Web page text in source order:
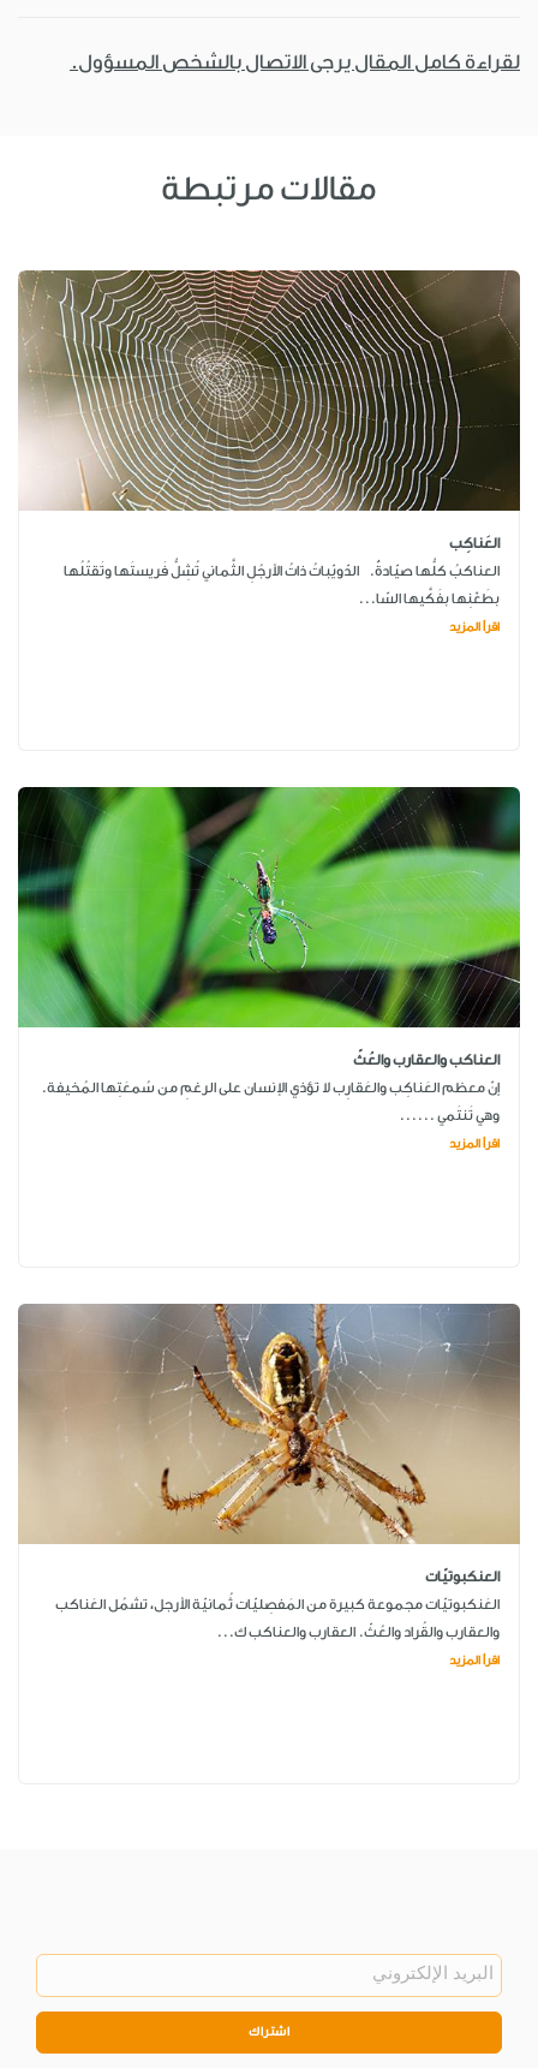
لقراءة كامل المقال يرجى الاتصال بالشخص المسؤول.
مقالات مرتبطة
العَناكِب
العناكبُ كلُّها صيّادةٌ. الدّويّباتُ ذاتُ الأرجُلِ الثَّماني تُشِلُّ فَريستَها وتَقتُلُها
بطَعْنِها بفَكَّيها السّا...
اقرأ المزيد
العناكب والعقارب والعُثّ
إنّ معظم العَناكِب والعَقارِب لا تؤذي الإنسان على الرغمِ من سُمعَتِها المُخيفة.
وهي تَنتَمي ......
اقرأ المزيد
العنكبوتيّات
العَنكبوتيّات مجموعة كبيرة من المَفصِليّات ثُمانيّة الأرجل، تشمُل العَناكب
والعقارب والقُراد والعُثّ. العقارب والعناكب ك...
اقرأ المزيد
اشتراك